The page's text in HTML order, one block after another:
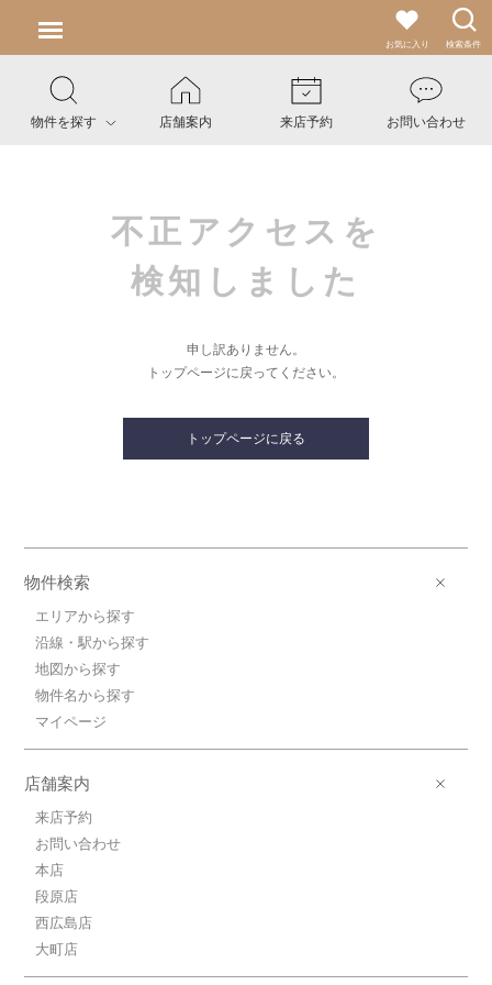
お気に入り 検索条件
物件を探す 店舗案内 来店予約 お問い合わせ
不正アクセスを
検知しました
申し訳ありません。
トップページに戻ってください。
トップページに戻る
物件検索
エリアから探す
沿線・駅から探す
地図から探す
物件名から探す
マイページ
店舗案内
来店予約
お問い合わせ
本店
段原店
西広島店
大町店